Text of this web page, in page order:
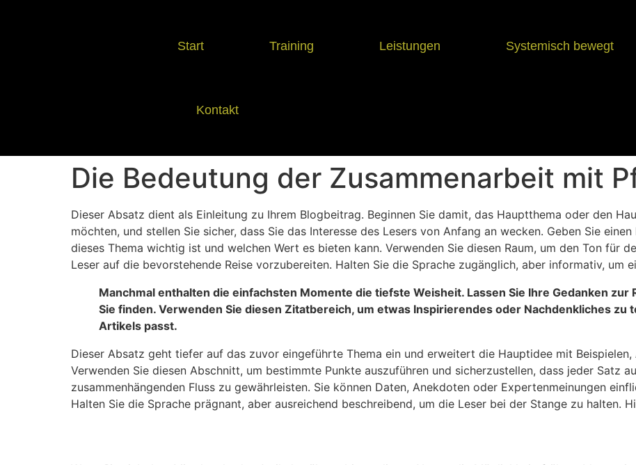
Start Training Leistungen Systemisch bewegt
Kontakt
Die Bedeutung der Zusammenarbeit mit
Dieser Absatz dient als Einleitung zu Ihrem Blogbeitrag. Beginnen Sie damit, das Hauptthema oder den
möchten, und stellen Sie sicher, dass Sie das Interesse des Lesers von Anfang an wecken. Geben Sie
dieses Thema wichtig ist und welchen Wert es bieten kann. Verwenden Sie diesen Raum, um den Ton für
Leser auf die bevorstehende Reise vorzubereiten. Halten Sie die Sprache zugänglich, aber informativ, um
Manchmal enthalten die einfachsten Momente die tiefste Weisheit. Lassen Sie Ihre Gedanken zur
Sie finden. Verwenden Sie diesen Zitatbereich, um etwas Inspirierendes oder Nachdenkliches zu
Artikels passt.
Dieser Absatz geht tiefer auf das zuvor eingeführte Thema ein und erweitert die Hauptidee mit
Verwenden Sie diesen Abschnitt, um bestimmte Punkte auszuführen und sicherzustellen, dass jeder Satz
zusammenhängenden Fluss zu gewährleisten. Sie können Daten, Anekdoten oder Expertenmeinungen
Halten Sie die Sprache prägnant, aber ausreichend beschreibend, um die Leser bei der Stange zu halten.